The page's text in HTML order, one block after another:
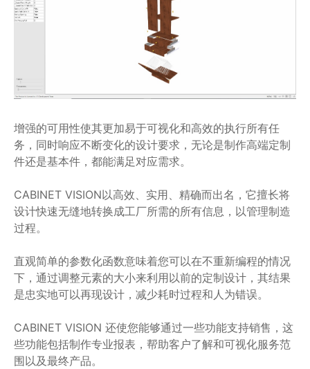
增强的可用性使其更加易于可视化和高效的执行所有任
务，同时响应不断变化的设计要求，无论是制作高端定制
件还是基本件，都能满足对应需求。
CABINET VISION以高效、实用、精确而出名，它擅长将
设计快速无缝地转换成工厂所需的所有信息，以管理制造
过程。
直观简单的参数化函数意味着您可以在不重新编程的情况
下，通过调整元素的大小来利用以前的定制设计，其结果
是忠实地可以再现设计，减少耗时过程和人为错误。
CABINET VISION 还使您能够通过一些功能支持销售，这
些功能包括制作专业报表，帮助客户了解和可视化服务范
围以及最终产品。